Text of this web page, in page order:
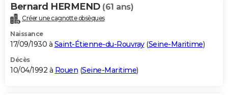
Bernard HERMEND (61 ans)
Créer une cagnotte obsèques
Naissance
17/09/1930 à Saint-Étienne-du-Rouvray(Seine-Maritime)
Décès
10/04/1992 à Rouen (Seine-Maritime)